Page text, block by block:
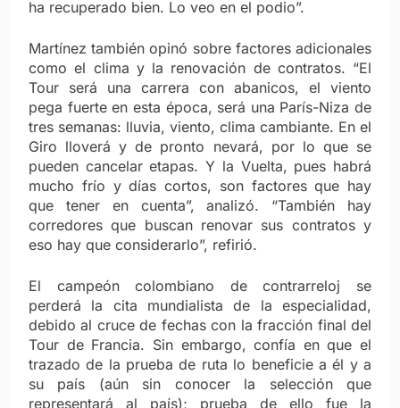
ha recuperado bien. Lo veo en el podio”.
Martínez también opinó sobre factores adicionales
como el clima y la renovación de contratos. “El
Tour será una carrera con abanicos, el viento
pega fuerte en esta época, será una París-Niza de
tres semanas: lluvia, viento, clima cambiante. En el
Giro lloverá y de pronto nevará, por lo que se
pueden cancelar etapas. Y la Vuelta, pues habrá
mucho frío y días cortos, son factores que hay
que tener en cuenta”, analizó. “También hay
corredores que buscan renovar sus contratos y
eso hay que considerarlo”, refirió.
El campeón colombiano de contrarreloj se
perderá la cita mundialista de la especialidad,
debido al cruce de fechas con la fracción final del
Tour de Francia. Sin embargo, confía en que el
trazado de la prueba de ruta lo beneficie a él y a
su país (aún sin conocer la selección que
representará al país); prueba de ello fue la